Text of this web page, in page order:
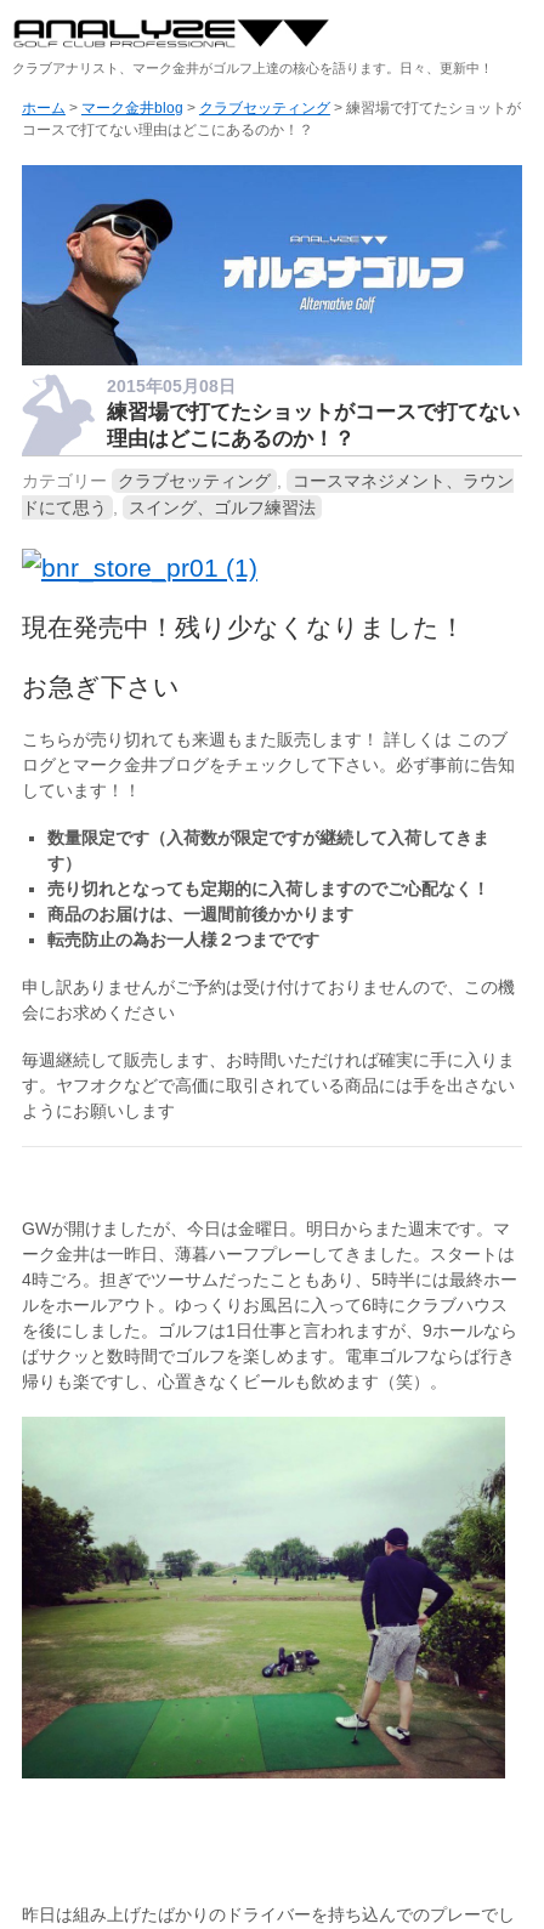
クラブアナリスト、マーク金井がゴルフ上達の核心を語ります。日々、更新中！
ホーム > マーク金井blog > クラブセッティング> 練習場で打てたショットが
コースで打てない理由はどこにあるのか！？
2015年05月08日
練習場で打てたショットがコースで打てない
理由はどこにあるのか！？
カテゴリー クラブセッティング
コースマネジメント、ラウン
ドにて思う
スイング、ゴルフ練習法
現在発売中！残り少なくなりました！
お急ぎ下さい
こちらが売り切れても来週もまた販売します！ 詳しくは このブ
ログとマーク金井ブログをチェックして下さい。必ず事前に告知
しています！！
数量限定です（入荷数が限定ですが継続して入荷してきま
す）
売り切れとなっても定期的に入荷しますのでご心配なく！
商品のお届けは、一週間前後かかります
転売防止の為お一人様２つまでです
申し訳ありませんがご予約は受け付けておりませんので、この機
会にお求めください
毎週継続して販売します、お時間いただければ確実に手に入りま
す。ヤフオクなどで高価に取引されている商品には手を出さない
ようにお願いします
GWが開けましたが、今日は金曜日。明日からまた週末です。マ
ーク金井は一昨日、薄暮ハーフプレーしてきました。スタートは
4時ごろ。担ぎでツーサムだったこともあり、5時半には最終ホー
ルをホールアウト。ゆっくりお風呂に入って6時にクラブハウス
を後にしました。ゴルフは1日仕事と言われますが、9ホールなら
ばサクッと数時間でゴルフを楽しめます。電車ゴルフならば行き
帰りも楽ですし、心置きなくビールも飲めます（笑）。
昨日は組み上げたばかりのドライバーを持ち込んでのプレーでし